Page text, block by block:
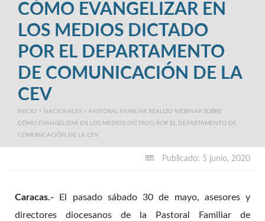
CÓMO EVANGELIZAR EN
LOS MEDIOS DICTADO
POR EL DEPARTAMENTO
DE COMUNICACIÓN DE LA
CEV
INICIO > NACIONALES > PASTORAL FAMILIAR REALIZÓ WEBINAR SOBRE
CÓMO EVANGELIZAR EN LOS MEDIOS DICTADO POR EL DEPARTAMENTO DE
COMUNICACIÓN DE LA CEV
Publicado: 5 junio, 2020
Caracas.- El pasado sábado 30 de mayo, asesores y
directores diocesanos de la Pastoral Familiar de